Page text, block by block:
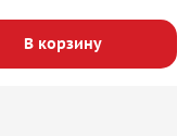
В корзину